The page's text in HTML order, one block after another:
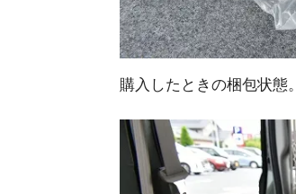
購入したときの梱包状態。